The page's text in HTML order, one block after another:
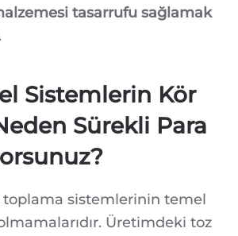
tasarrufu sağlamak
Sistemlerin Kör
Sürekli Para
toplama sistemlerinin temel
olmamalarıdır. Üretimdeki toz